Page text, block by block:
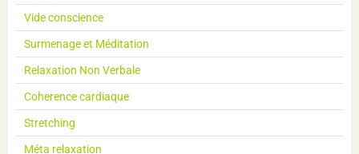
Vide conscience
Surmenage et Méditation
Relaxation Non Verbale
Coherence cardiaque
Stretching
Méta relaxation